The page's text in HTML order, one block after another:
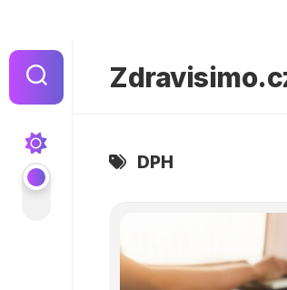
Skip
content
DPH